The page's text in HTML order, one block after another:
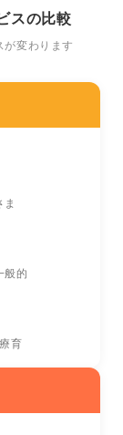
スの比較
が変わります
般的
育